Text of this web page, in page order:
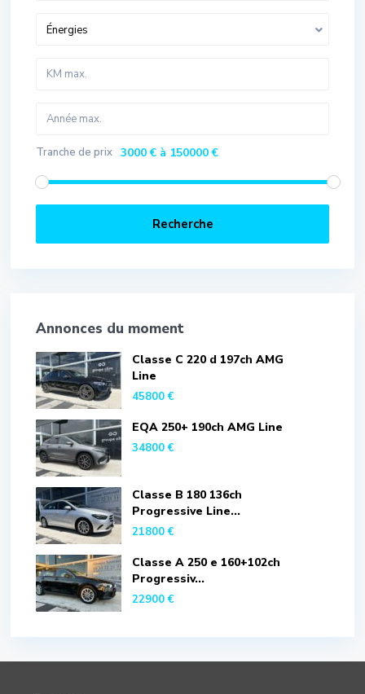
Énergies
Tranche de prix 3000 € à 150000 €
Recherche
Annonces du moment
Classe C 220 d 197ch AMG
Line
45800 €
EQA 250+ 190ch AMG Line
34800 €
Classe B 180 136ch
Progressive Line...
21800 €
Classe A 250 e 160+102ch
Progressiv...
22900 €